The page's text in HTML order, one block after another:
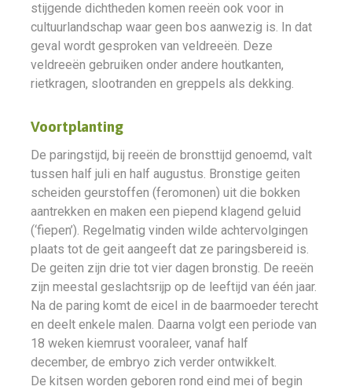
stijgende dichtheden komen reeën ook voor in
cultuurlandschap waar geen bos aanwezig is. In dat
geval wordt gesproken van veldreeën. Deze
veldreeën gebruiken onder andere houtkanten,
rietkragen, slootranden en greppels als dekking.
Voortplanting
De paringstijd, bij reeën de bronsttijd genoemd, valt
tussen half juli en half augustus. Bronstige geiten
scheiden geurstoffen (feromonen) uit die bokken
aantrekken en maken een piepend klagend geluid
(‘fiepen’). Regelmatig vinden wilde achtervolgingen
plaats tot de geit aangeeft dat ze paringsbereid is.
De geiten zijn drie tot vier dagen bronstig. De reeën
zijn meestal geslachtsrijp op de leeftijd van één jaar.
Na de paring komt de eicel in de baarmoeder terecht
en deelt enkele malen. Daarna volgt een periode van
18 weken kiemrust vooraleer, vanaf half
december, de embryo zich verder ontwikkelt.
De kitsen worden geboren rond eind mei of begin